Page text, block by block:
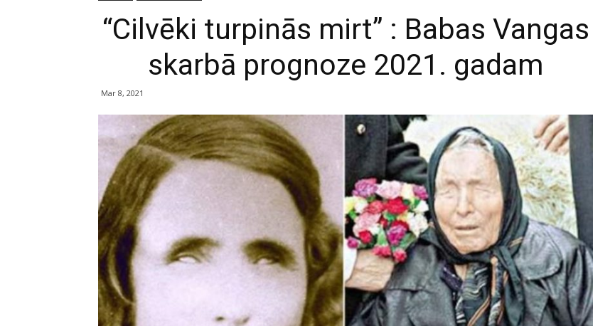
“Cilvēki turpinās mirt” : Babas Vangas
skarbā prognoze 2021. gadam
Mar 8, 2021